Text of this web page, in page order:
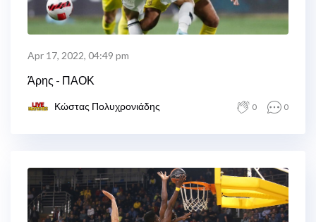
Apr 17, 2022, 04:49 pm
Άρης - ΠΑΟΚ
Κώστας Πολυχρονιάδης 0 0